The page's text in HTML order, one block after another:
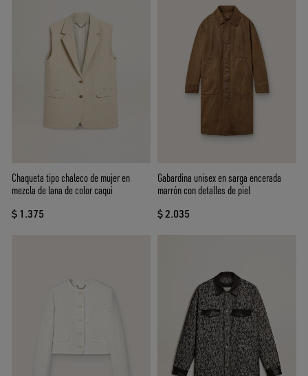
Chaqueta tipo chaleco de mujer en
mezcla de lana de color caqui
$ 1.375
Gabardina unisex en sarga encerada
marrón con detalles de piel
$ 2.035